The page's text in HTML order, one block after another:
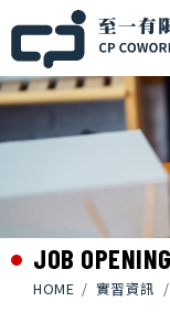
JOB
HOME 實習資訊